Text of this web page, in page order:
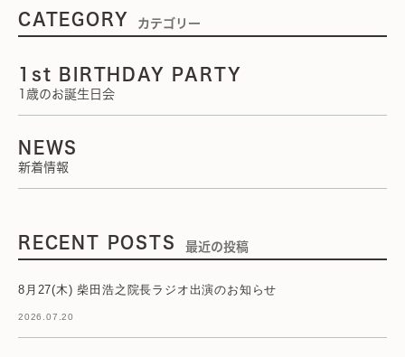
CATEGORY カテゴリー
1st BIRTHDAY PARTY
1歳のお誕生日会
NEWS
新着情報
RECENT POSTS 最近の投稿
8月27(木) 柴田浩之院長ラジオ出演のお知らせ
2026.07.20